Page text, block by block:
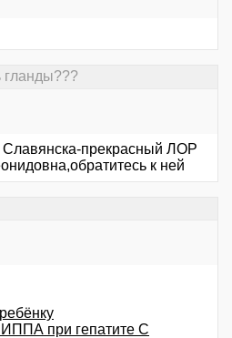
гланды???
Славянска-прекрасный ЛОР
к ней
при гепатите С